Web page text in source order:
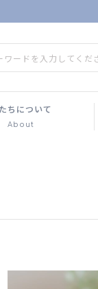
ちについて
About